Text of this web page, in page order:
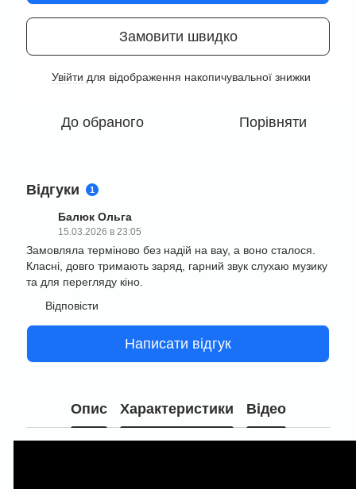
Замовити швидко
Увійти для відображення накопичувальної знижки
До обраного Порівняти
Відгуки 1
Балюк Ольга
15.03.2026 в 23:05
Замовляла терміново без надій на вау, а воно сталося.
Класні, довго тримають заряд, гарний звук слухаю музику
та для перегляду кіно.
Відповісти
Написати відгук
Опис Характеристики Відео